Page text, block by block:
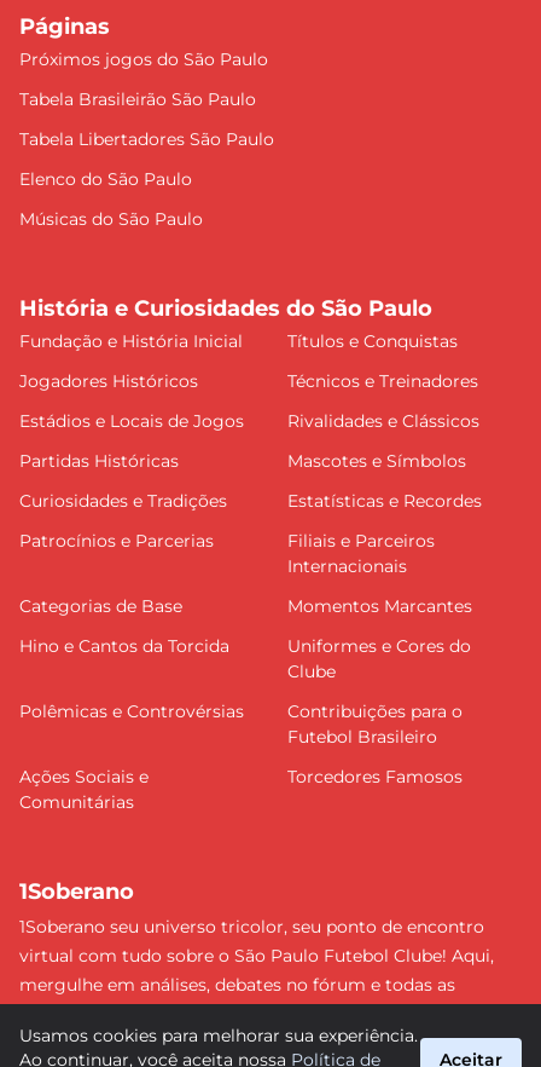
Páginas
Próximos jogos do São Paulo
Tabela Brasileirão São Paulo
Tabela Libertadores São Paulo
Elenco do São Paulo
Músicas do São Paulo
História e Curiosidades do São Paulo
Fundação e História Inicial
Títulos e Conquistas
Jogadores Históricos
Técnicos e Treinadores
Estádios e Locais de Jogos
Rivalidades e Clássicos
Partidas Históricas
Mascotes e Símbolos
Curiosidades e Tradições
Estatísticas e Recordes
Patrocínios e Parcerias
Filiais e Parceiros
Internacionais
Categorias de Base
Momentos Marcantes
Hino e Cantos da Torcida
Uniformes e Cores do
Clube
Polêmicas e Controvérsias
Contribuições para o
Futebol Brasileiro
Ações Sociais e
Comunitárias
Torcedores Famosos
1Soberano
1Soberano seu universo tricolor, seu ponto de encontro
virtual com tudo sobre o São Paulo Futebol Clube! Aqui,
mergulhe em análises, debates no fórum e todas as
detalhe e faça parte dessa comunidade apaixonada pelo
Usamos cookies para melhorar sua experiência.
Ao continuar, você aceita nossa Política de Aceitar